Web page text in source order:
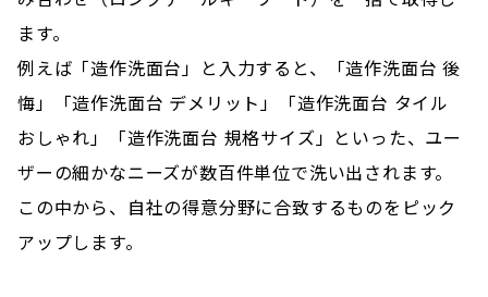
ます。
例えば「造作洗面台」と入力すると、「造作洗面台 後
悔」「造作洗面台 デメリット」「造作洗面台 タイル
おしゃれ」「造作洗面台 規格サイズ」といった、ユー
ザーの細かなニーズが数百件単位で洗い出されます。
この中から、自社の得意分野に合致するものをピック
アップします。